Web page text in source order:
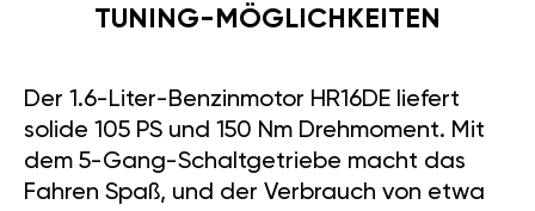
TUNING-MÖGLICHKEITEN
Der 1.6-Liter-Benzinmotor HR16DE liefert
solide 105 PS und 150 Nm Drehmoment. Mit
dem 5-Gang-Schaltgetriebe macht das
Fahren Spaß, und der Verbrauch von etwa